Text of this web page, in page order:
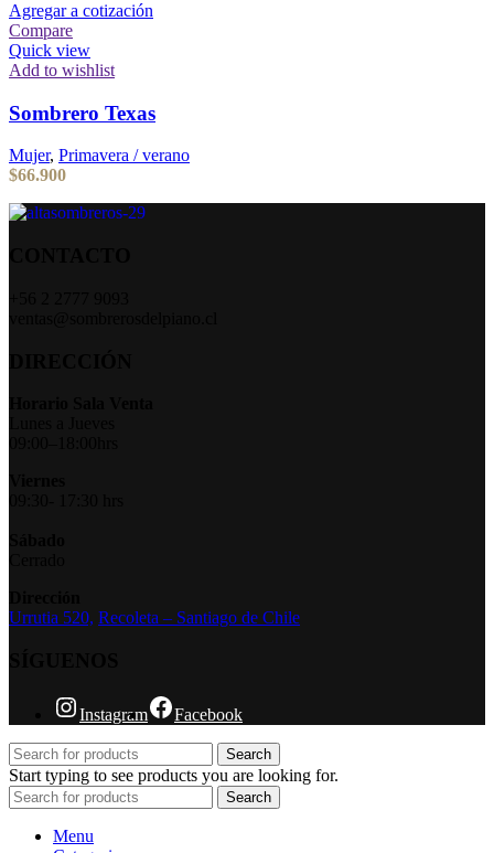
Agregar a cotización
Compare
Quick view
Add to wishlist
Sombrero Texas
Mujer, Primavera / verano
$66.900
Urrutia 520, Recoleta – Santiago de Chile
Instagram Facebook
Search
Start typing to see products you are looking for.
Search
Menu